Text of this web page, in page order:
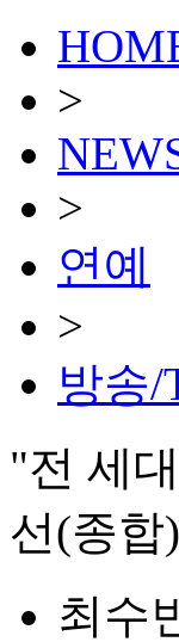
>
>
연예
>
방송/
"전 세
선(종합)
최수